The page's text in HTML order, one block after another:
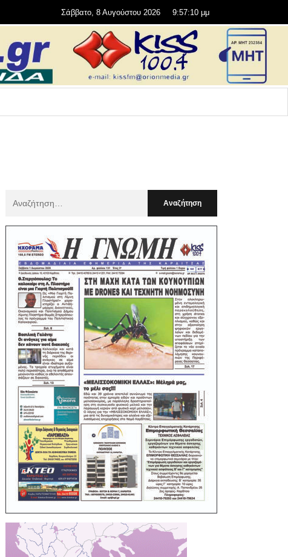
Σάββατο, 8 Αυγούστου 2026 9:57:11 μμ
: